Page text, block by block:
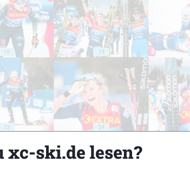
18 19
23 24
ski.de lesen?